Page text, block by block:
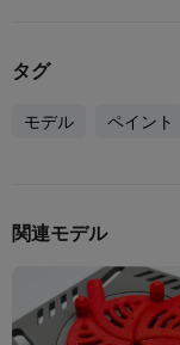
タグ
モデル ペイント
関連モデル